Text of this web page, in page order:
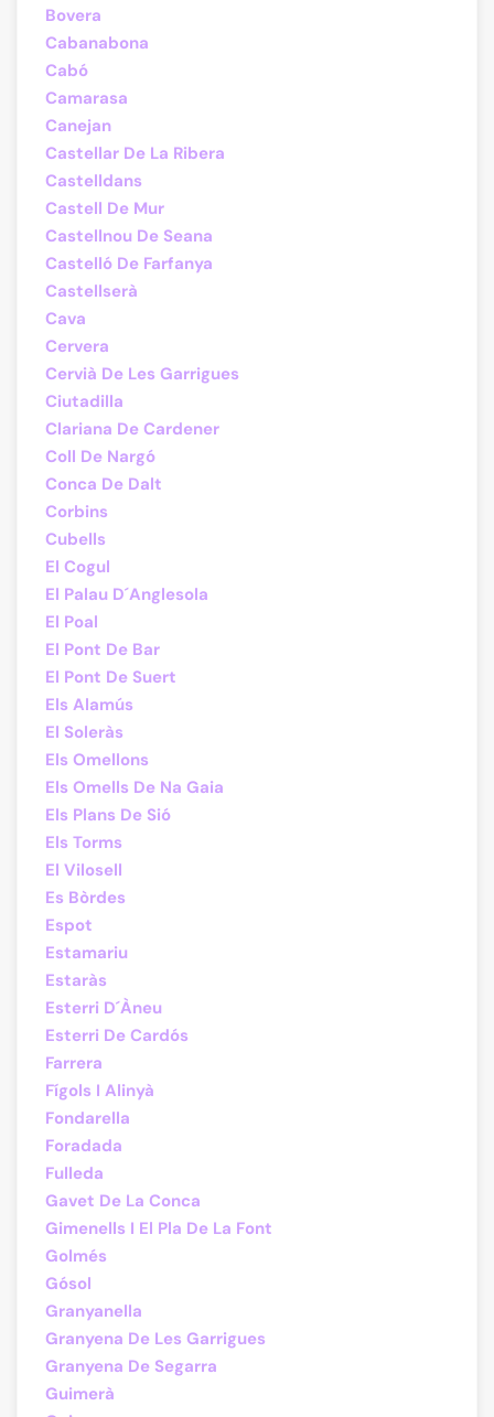
Bovera
Cabanabona
Cabó
Camarasa
Canejan
Castellar De La Ribera
Castelldans
Castell De Mur
Castellnou De Seana
Castelló De Farfanya
Castellserà
Cava
Cervera
Cervià De Les Garrigues
Ciutadilla
Clariana De Cardener
Coll De Nargó
Conca De Dalt
Corbins
Cubells
El Cogul
El Palau D´Anglesola
El Poal
El Pont De Bar
El Pont De Suert
Els Alamús
El Soleràs
Els Omellons
Els Omells De Na Gaia
Els Plans De Sió
Els Torms
El Vilosell
Es Bòrdes
Espot
Estamariu
Estaràs
Esterri D´Àneu
Esterri De Cardós
Farrera
Fígols I Alinyà
Fondarella
Foradada
Fulleda
Gavet De La Conca
Gimenells I El Pla De La Font
Golmés
Gósol
Granyanella
Granyena De Les Garrigues
Granyena De Segarra
Guimerà